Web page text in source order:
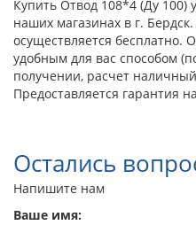
Купить Отвод 108*4 (Ду 100)
наших магазинах в г.
осуществляется
удобным для вас способом
получении, расчет
Предоставляется гарантия
Остались
Напишите нам
Ваше имя: